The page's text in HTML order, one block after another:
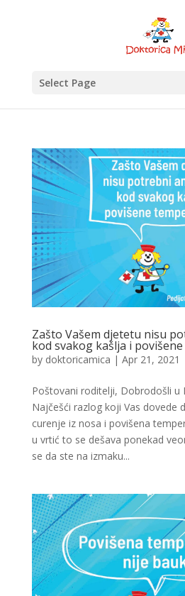
Select Page
Zašto Vašem djetetu nisu
kod svakog kašlja i
by doktoricamica | Apr 21, 2021
Poštovani roditelji, Dobrodošli u
Najčešći razlog koji Vas dovede
curenje iz nosa i povišena
u vrtić to se dešava ponekad
se da ste na izmaku...